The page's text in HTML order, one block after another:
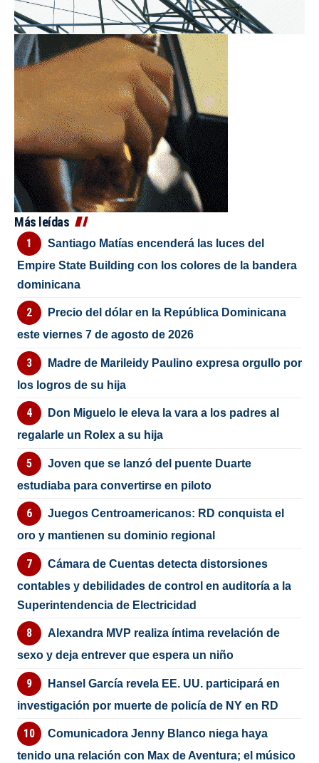
Más leídas
Santiago Matías encenderá las luces del
Empire State Building con los colores de la bandera
dominicana
Precio del dólar en la República Dominicana
este viernes 7 de agosto de 2026
Madre de Marileidy Paulino expresa orgullo por
los logros de su hija
Don Miguelo le eleva la vara a los padres al
regalarle un Rolex a su hija
Joven que se lanzó del puente Duarte
estudiaba para convertirse en piloto
Juegos Centroamericanos: RD conquista el
oro y mantienen su dominio regional
Cámara de Cuentas detecta distorsiones
contables y debilidades de control en auditoría a la
Superintendencia de Electricidad
Alexandra MVP realiza íntima revelación de
sexo y deja entrever que espera un niño
Hansel García revela EE. UU. participará en
investigación por muerte de policía de NY en RD
Comunicadora Jenny Blanco niega haya
tenido una relación con Max de Aventura; el músico